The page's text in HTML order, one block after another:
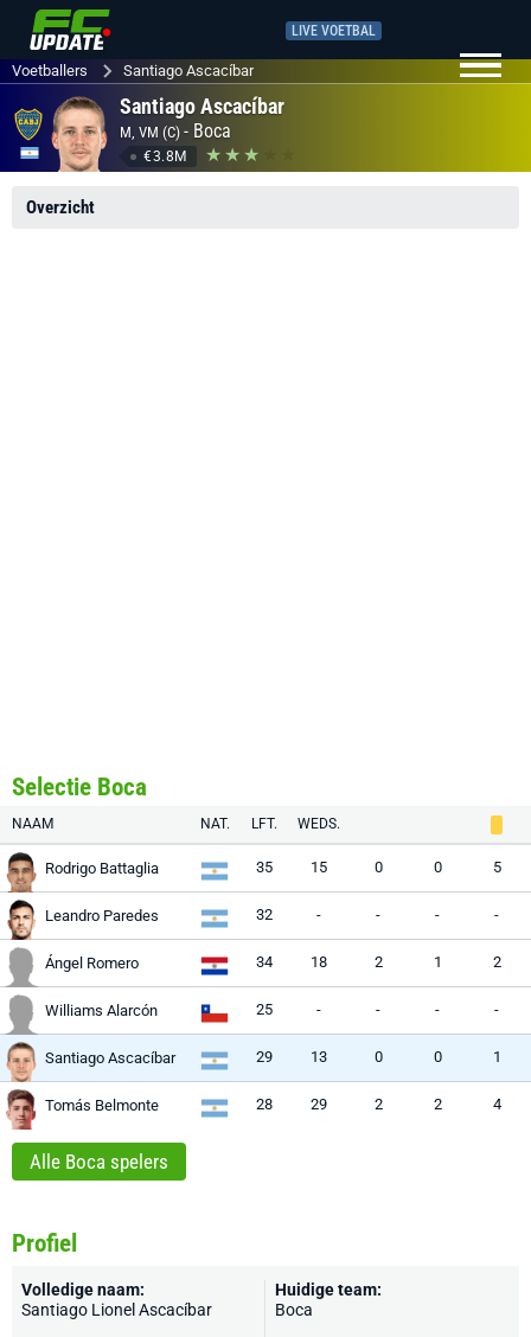
LIVE VOETBAL
Voetballers Santiago Ascacíbar
Santiago Ascacíbar
M, VM (C) - Boca
€3.8M
Overzicht
Selectie Boca
NAAM NAT. LFT. WEDS.
Rodrigo Battaglia 35 15 0 0 5
Leandro Paredes 32 - - - -
Ángel Romero 34 18 2 1 2
Williams Alarcón 25 - - - -
Santiago Ascacíbar 29 13 0 0 1
Tomás Belmonte 28 29 2 2 4
Alle Boca spelers
Profiel
Volledige naam:
Santiago Lionel Ascacíbar
Huidige team:
Boca